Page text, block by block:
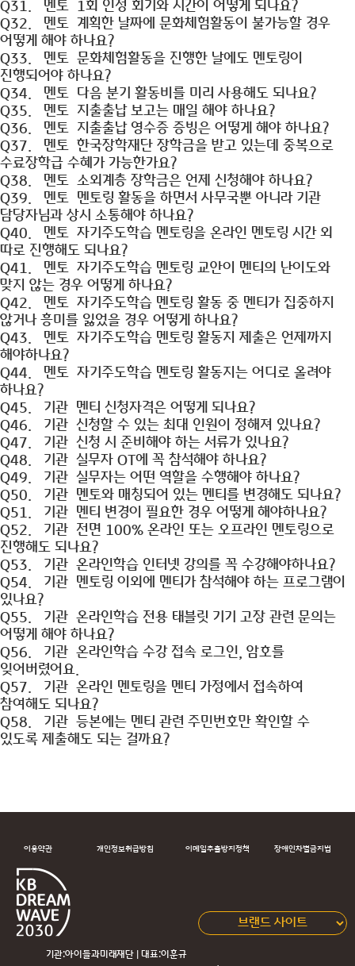
Q31.
멘토 1회 인정 회기와 시간이 어떻게 되나요?
Q32.
멘토 계획한 날짜에 문화체험활동이 불가능할 경우
어떻게 해야 하나요?
Q33.
멘토 문화체험활동을 진행한 날에도 멘토링이
진행되어야 하나요?
Q34.
멘토 다음 분기 활동비를 미리 사용해도 되나요?
Q35.
멘토 지출출납 보고는 매일 해야 하나요?
Q36.
멘토 지출출납 영수증 증빙은 어떻게 해야 하나요?
Q37.
멘토 한국장학재단 장학금을 받고 있는데 중복으로
수료장학급 수혜가 가능한가요?
Q38.
멘토 소외계층 장학금은 언제 신청해야 하나요?
Q39.
멘토 멘토링 활동을 하면서 사무국뿐 아니라 기관
담당자님과 상시 소통해야 하나요?
Q40.
멘토 자기주도학습 멘토링을 온라인 멘토링 시간 외
따로 진행해도 되나요?
Q41.
멘토 자기주도학습 멘토링 교안이 멘티의 난이도와
맞지 않는 경우 어떻게 하나요?
Q42.
멘토 자기주도학습 멘토링 활동 중 멘티가 집중하지
않거나 흥미를 잃었을 경우 어떻게 하나요?
Q43.
멘토 자기주도학습 멘토링 활동지 제출은 언제까지
해야하나요?
Q44.
멘토 자기주도학습 멘토링 활동지는 어디로 올려야
하나요?
Q45.
기관 멘티 신청자격은 어떻게 되나요?
Q46.
기관 신청할 수 있는 최대 인원이 정해져 있나요?
Q47.
기관 신청 시 준비해야 하는 서류가 있나요?
Q48.
기관 실무자 OT에 꼭 참석해야 하나요?
Q49.
기관 실무자는 어떤 역할을 수행해야 하나요?
Q50.
기관 멘토와 매칭되어 있는 멘티를 변경해도 되나요?
Q51.
기관 멘티 변경이 필요한 경우 어떻게 해야하나요?
Q52.
기관 전면 100% 온라인 또는 오프라인 멘토링으로
진행해도 되나요?
Q53.
기관 온라인학습 인터넷 강의를 꼭 수강해야하나요?
Q54.
기관 멘토링 이외에 멘티가 참석해야 하는 프로그램이
있나요?
Q55.
기관 온라인학습 전용 태블릿 기기 고장 관련 문의는
어떻게 해야 하나요?
Q56.
기관 온라인학습 수강 접속 로그인, 암호를
잊어버렸어요.
Q57.
기관 온라인 멘토링을 멘티 가정에서 접속하여
참여해도 되나요?
Q58.
기관 등본에는 멘티 관련 주민번호만 확인할 수
있도록 제출해도 되는 걸까요?
이용약관 개인정보취급방침 이메일추출방지정책 장애인차별금지법
기관:아이들과미래재단 | 대표:이훈규